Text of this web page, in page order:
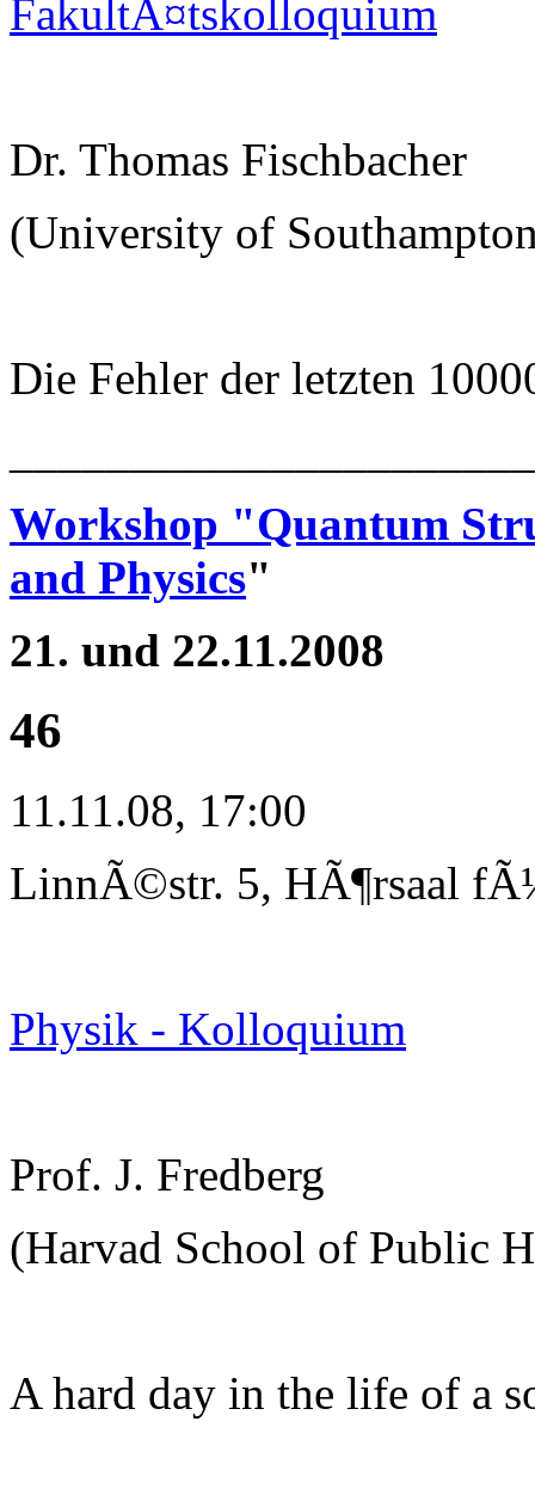
FakultÃ¤tskolloquium
Dr. Thomas Fischbacher
(University of
Die Fehler der letzten
Workshop "Quantum
and Physics"
21. und 22.11.2008
46
11.11.08, 17:00
LinnÃ©str. 5, HÃ¶rsaal
Physik - Kolloquium
Prof. J. Fredberg
(Harvad School of Public
A hard day in the life of a